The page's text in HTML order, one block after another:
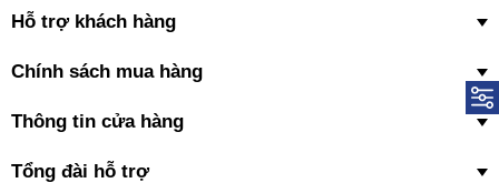
Hỗ trợ khách hàng
Chính sách mua hàng
Thông tin cửa hàng
Tổng đài hỗ trợ